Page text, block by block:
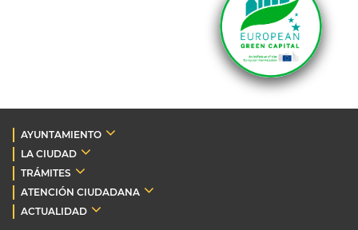
AYUNTAMIENTO
LA CIUDAD
TRÁMITES
ATENCIÓN CIUDADANA
ACTUALIDAD